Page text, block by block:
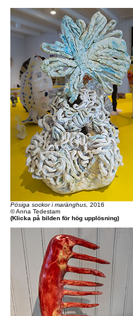
Pösiga sockor i maränghus, 2016
© Anna Tedestam
(Klicka på bilden för hög upplösning)